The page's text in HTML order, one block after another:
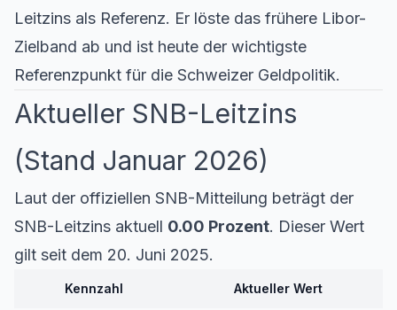
Leitzins als Referenz. Er löste das frühere Libor-
Zielband ab und ist heute der wichtigste
Referenzpunkt für die Schweizer Geldpolitik.
Aktueller SNB-Leitzins
(Stand Januar 2026)
Laut der offiziellen SNB-Mitteilung beträgt der
SNB-Leitzins aktuell 0.00 Prozent. Dieser Wert
gilt seit dem 20. Juni 2025.
Kennzahl Aktueller Wert